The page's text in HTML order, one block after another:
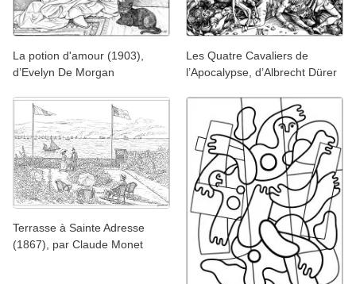
La potion d'amour (1903),
d’Evelyn De Morgan
Les Quatre Cavaliers de
l’Apocalypse, d’Albrecht Dürer
Terrasse à Sainte Adresse
(1867), par Claude Monet